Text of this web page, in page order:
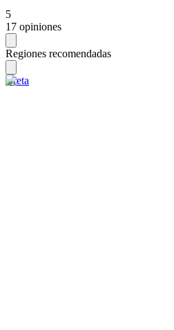
5
17 opiniones
Regiones recomendadas
Creta